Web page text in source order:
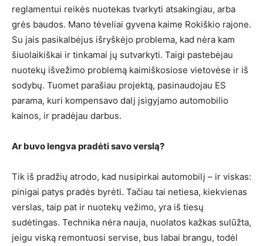
reglamentui reikės nuotekas tvarkyti atsakingiau, arba
grės baudos. Mano tėveliai gyvena kaime Rokiškio rajone.
Su jais pasikalbėjus išryškėjo problema, kad nėra kam
šiuolaikiškai ir tinkamai jų sutvarkyti. Taigi pastebėjau
nuotekų išvežimo problemą kaimiškosiose vietovėse ir iš
sodybų. Tuomet parašiau projektą, pasinaudojau ES
parama, kuri kompensavo dalį įsigyjamo automobilio
kainos, ir pradėjau darbus.
Ar buvo lengva pradėti savo verslą?
Tik iš pradžių atrodo, kad nusipirkai automobilį – ir viskas:
pinigai patys pradės byrėti. Tačiau tai netiesa, kiekvienas
verslas, taip pat ir nuotekų vežimo, yra iš tiesų
sudėtingas. Technika nėra nauja, nuolatos kažkas sulūžta,
jeigu viską remontuosi servise, bus labai brangu, todėl